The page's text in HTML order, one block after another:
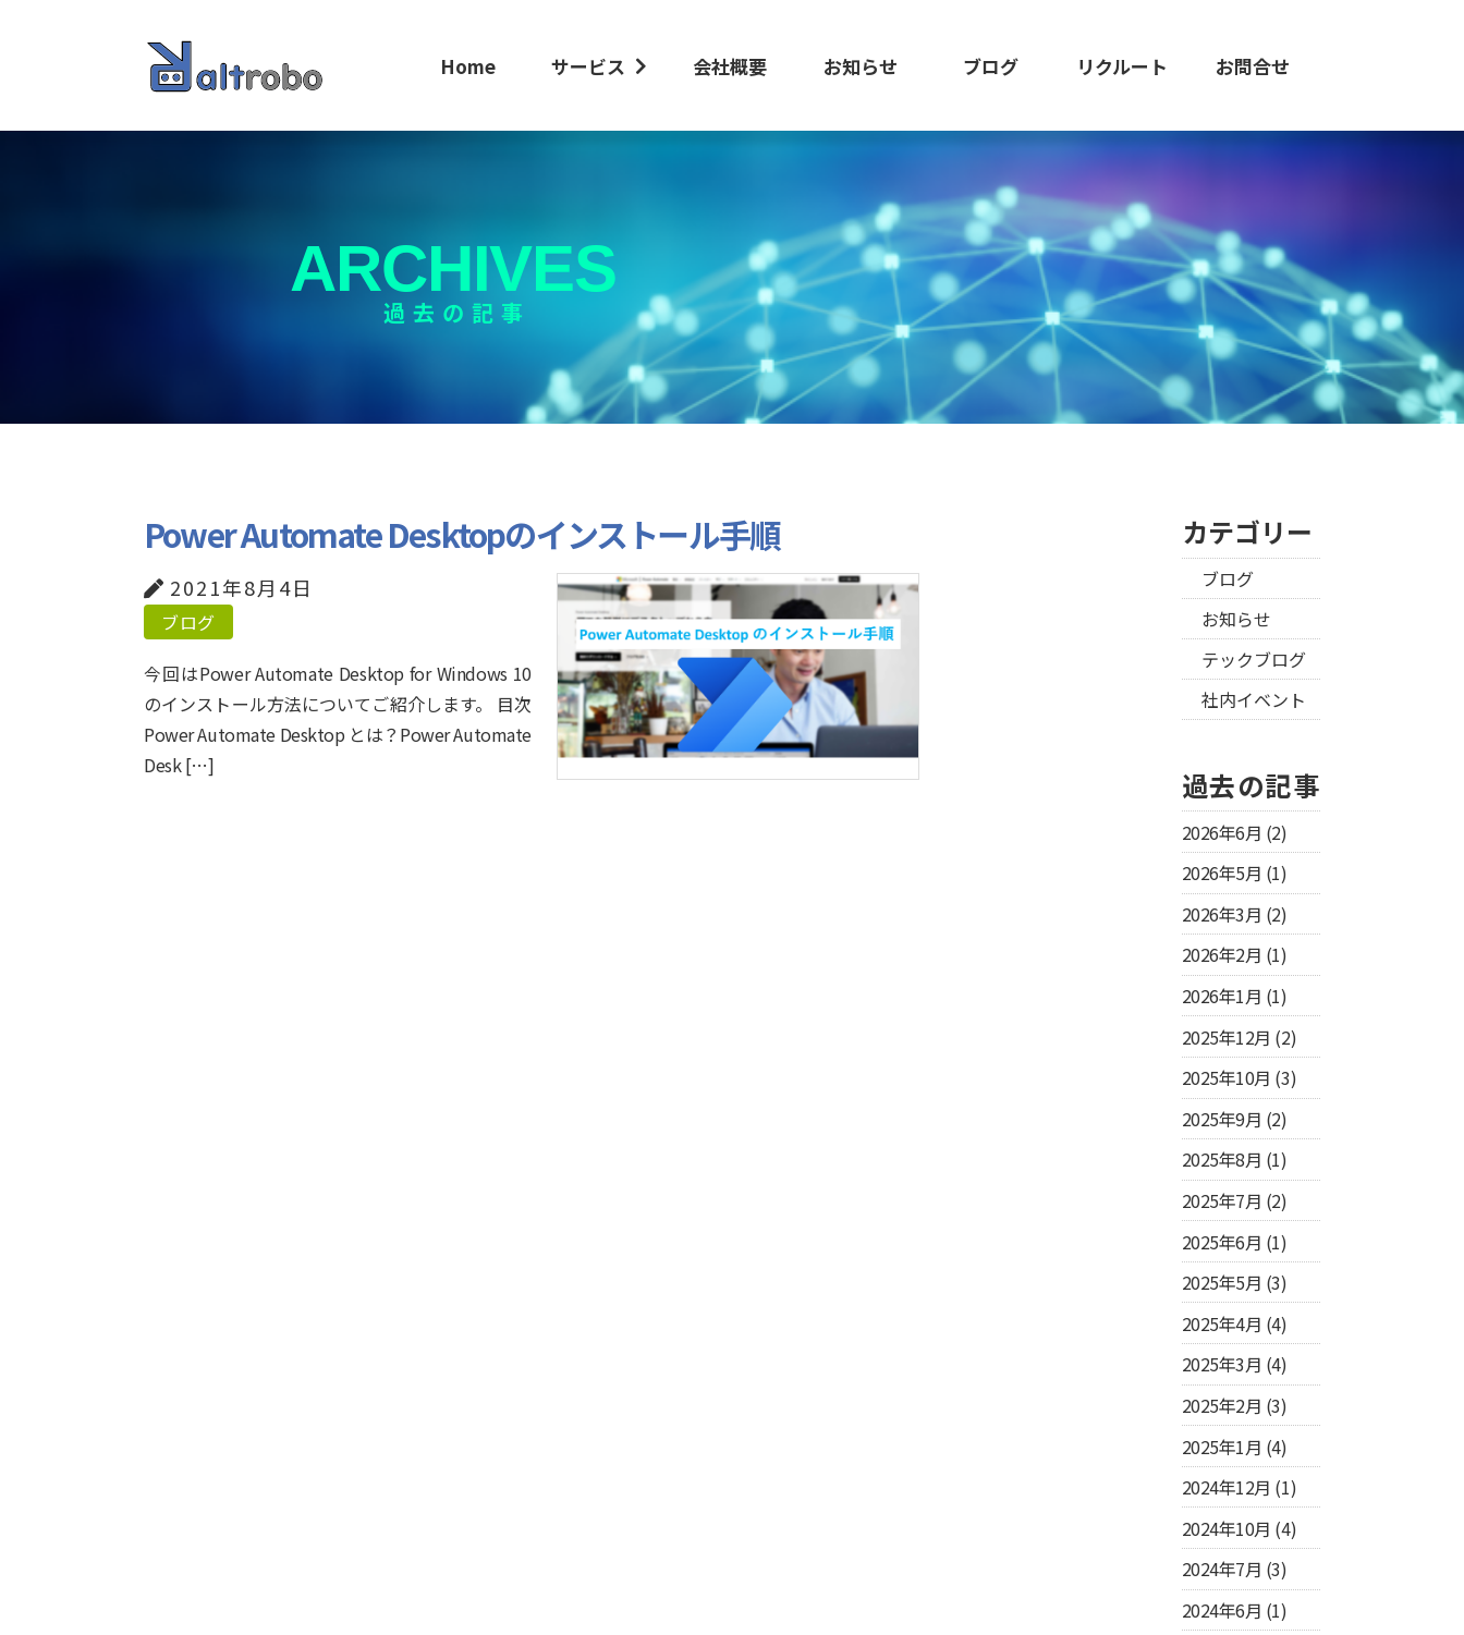
Home サービス 会社概要 お知らせ ブログ リクルート お問合せ
ARCHIVES
過去の記事
Power Automate Desktopのインストール手順
2021年8月4日
ブログ
今回はPower Automate Desktop for Windows 10
のインストール方法についてご紹介します。 目次
Power Automate Desktop とは？Power Automate
Desk […]
カテゴリー
ブログ
お知らせ
テックブログ
社内イベント
過去の記事
2026年6月 (2)
2026年5月 (1)
2026年3月 (2)
2026年2月 (1)
2026年1月 (1)
2025年12月 (2)
2025年10月 (3)
2025年9月 (2)
2025年8月 (1)
2025年7月 (2)
2025年6月 (1)
2025年5月 (3)
2025年4月 (4)
2025年3月 (4)
2025年2月 (3)
2025年1月 (4)
2024年12月 (1)
2024年10月 (4)
2024年7月 (3)
2024年6月 (1)